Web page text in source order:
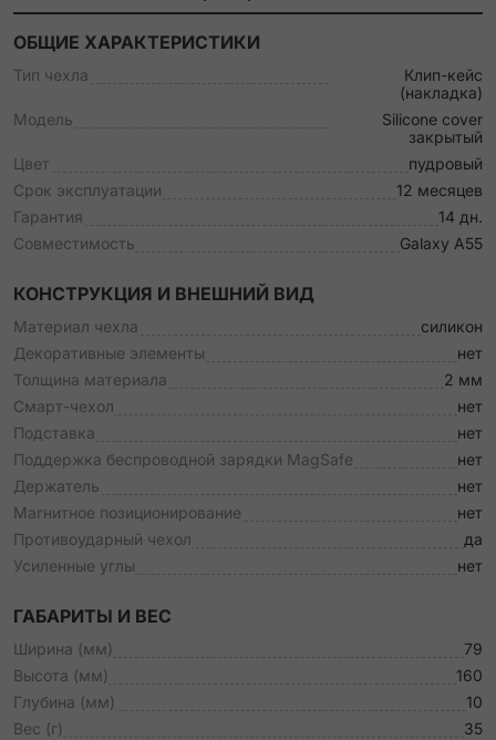
ОБЩИЕ ХАРАКТЕРИСТИКИ
Тип чехла
Клип-кейс
(накладка)
Модель
Silicone cover
закрытый
Цвет
пудровый
Срок эксплуатации
12 месяцев
Гарантия
14 дн.
Совместимость
Galaxy A55
КОНСТРУКЦИЯ И ВНЕШНИЙ ВИД
Материал чехла
силикон
Декоративные элементы
нет
Толщина материала
2 мм
Смарт-чехол
нет
Подставка
нет
Поддержка беспроводной зарядки MagSafe
нет
Держатель
нет
Магнитное позиционирование
нет
Противоударный чехол
да
Усиленные углы
нет
ГАБАРИТЫ И ВЕС
Ширина (мм)
79
Высота (мм)
160
Глубина (мм)
10
Вес (г)
35